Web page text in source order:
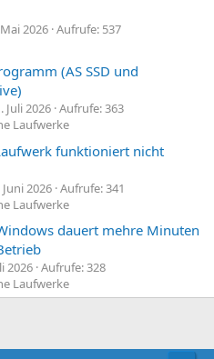
2026 Aufrufe: 537
(AS SSD und
Juli 2026 Aufrufe: 363
Laufwerke
funktioniert nicht
Juni 2026 Aufrufe: 341
Laufwerke
dauert mehre Minuten
2026 Aufrufe: 328
Laufwerke